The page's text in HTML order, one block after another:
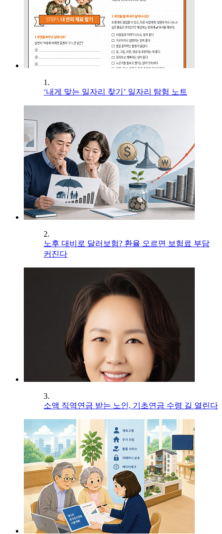
1.
‘내게 맞는 일자리 찾기’ 일자리 탐험 노트
2.
노후 대비로 달러보험? 환율 오르면 보험료 부담
커진다
3.
소액 직역연금 받는 노인, 기초연금 수령 길 열린다